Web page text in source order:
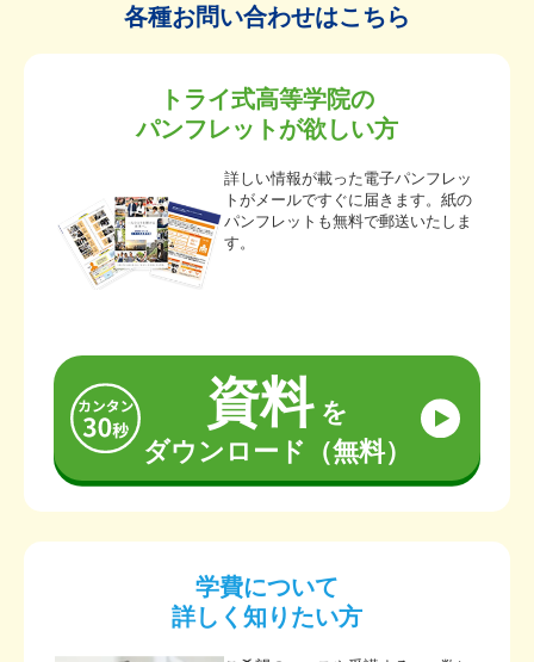
各種お問い合わせはこちら
トライ式高等学院の
パンフレットが欲しい方
詳しい情報が載った電子パンフレッ
トがメールですぐに届きます。紙の
パンフレットも無料で郵送いたしま
す。
資料を
ダウンロード（無料）
学費について
詳しく知りたい方